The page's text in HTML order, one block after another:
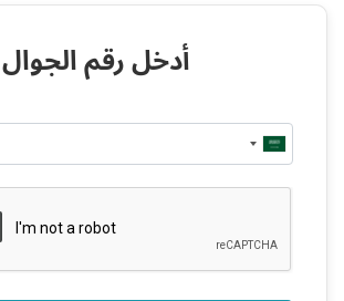
أدخل رقم الجوال
Saudi
Arabia